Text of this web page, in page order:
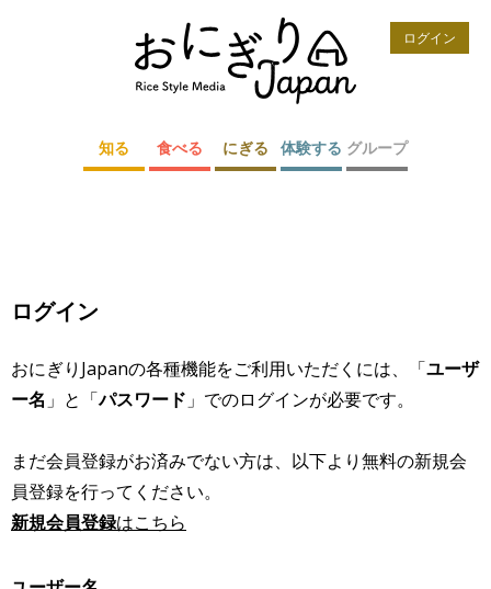
ログイン
知る 食べる にぎる 体験する グループ
ログイン
おにぎりJapanの各種機能をご利用いただくには、「ユーザ
ー名 」と「パスワード 」でのログインが必要です。
まだ会員登録がお済みでない方は、以下より無料の新規会
員登録を行ってください。
新規会員登録はこちら